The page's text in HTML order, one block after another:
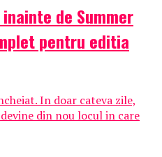
de Summer
pentru editia
In doar cateva zile,
din nou locul in care